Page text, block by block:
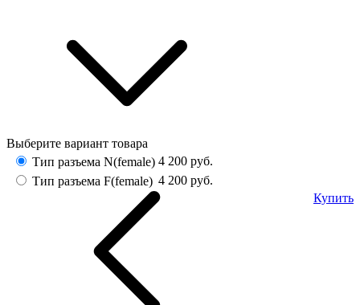
Выберите вариант товара
Тип разъема N(female) 4 200 руб.
Тип разъема F(female) 4 200 руб.
Купить